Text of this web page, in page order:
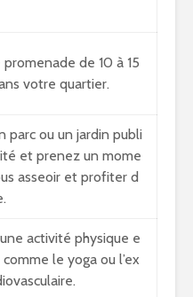
promenade de 10 à 15
votre quartier.
parc ou un jardin publi
et prenez un mome
asseoir et profiter d
activité physique e
le yoga ou l’ex